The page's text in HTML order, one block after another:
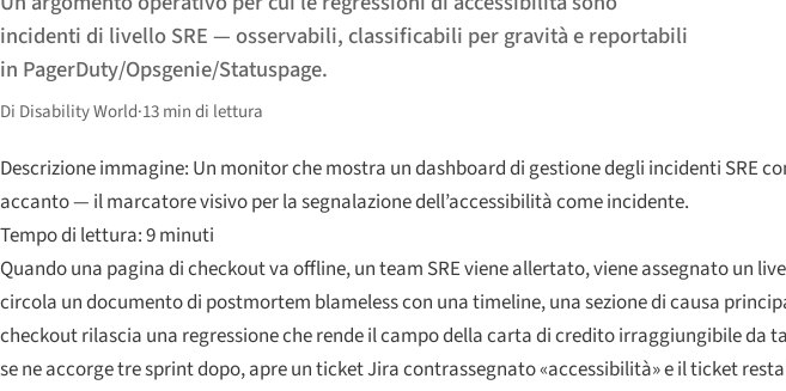
incidenti di livello SRE — osservabili, classificabili per gravità e reportabili
in PagerDuty/Opsgenie/Statuspage.
Di Disability World·13 min di lettura
Descrizione immagine: Un monitor che mostra un dashboard di gestione degli incidenti SRE
accanto — il marcatore visivo per la segnalazione dell’accessibilità come incidente.
Tempo di lettura: 9 minuti
Quando una pagina di checkout va offline, un team SRE viene allertato, viene assegnato un
circola un documento di postmortem blameless con una timeline, una sezione di causa
checkout rilascia una regressione che rende il campo della carta di credito irraggiungibile da
se ne accorge tre sprint dopo, apre un ticket Jira contrassegnato «accessibilità» e il ticket